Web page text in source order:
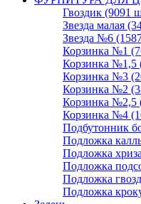
Гвоздик (9091
Звезда малая
Звезда №6
Корзинка №1
Корзинка №1,5
Корзинка №3
Корзинка №2
Корзинка №2,5
Корзинка №4
Подбутонник
Подложка
Подложка
Подложка
Подложка
Подложка